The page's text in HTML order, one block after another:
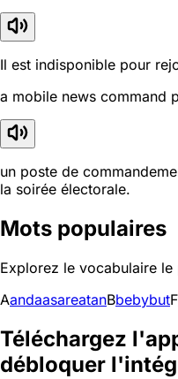
Il est indisponible pour
a mobile news command
un poste de
la soirée électorale.
Mots populaires
Explorez le vocabulaire le
AandaasareatanBbebybutF
Téléchargez
débloquer